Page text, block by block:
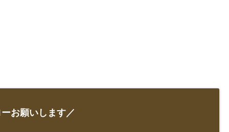
お願いします／